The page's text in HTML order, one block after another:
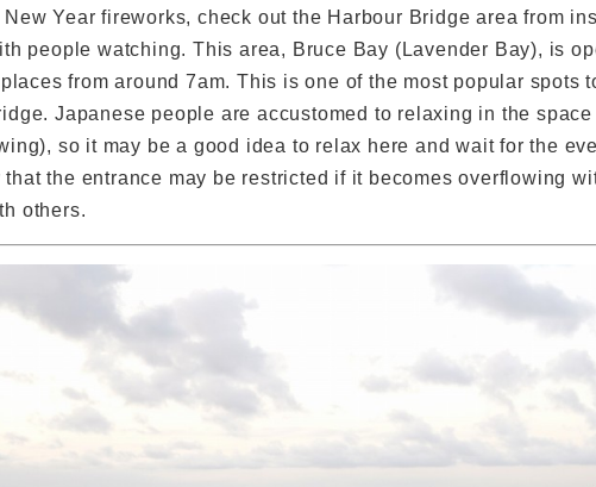
Year fireworks, check out the Harbour Bridge area from
people watching. This area, Bruce Bay (Lavender Bay), is
from around 7am. This is one of the most popular spots
Japanese people are accustomed to relaxing in the
so it may be a good idea to relax here and wait for the
the entrance may be restricted if it becomes overflowing
others.